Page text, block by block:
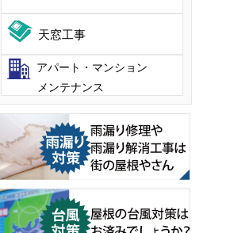
天窓工事
アパート・マンション
メンテナンス